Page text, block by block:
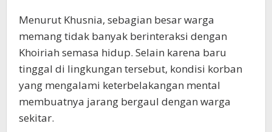
Menurut Khusnia, sebagian besar warga
memang tidak banyak berinteraksi dengan
Khoiriah semasa hidup. Selain karena baru
tinggal di lingkungan tersebut, kondisi korban
yang mengalami keterbelakangan mental
membuatnya jarang bergaul dengan warga
sekitar.